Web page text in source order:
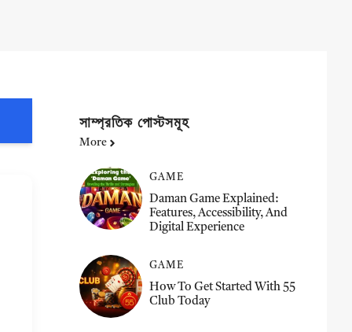
সাম্প্রতিক পোস্টসমূহ
More
GAME
Daman Game Explained:
Features, Accessibility, And
Digital Experience
GAME
How To Get Started With 55
Club Today